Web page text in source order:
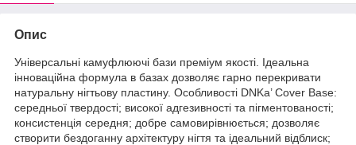
Опис
Універсальні камуфлюючі бази преміум якості. Ідеальна
інноваційна формула в базах дозволяє гарно перекривати
натуральну нігтьову пластину. Особливості DNKa’ Cover Base:
середньої твердості; високої адгезивності та пігментованості;
консистенція середня; добре самовирівнюється; дозволяє
створити бездоганну архітектуру нігтя та ідеальний відблиск;